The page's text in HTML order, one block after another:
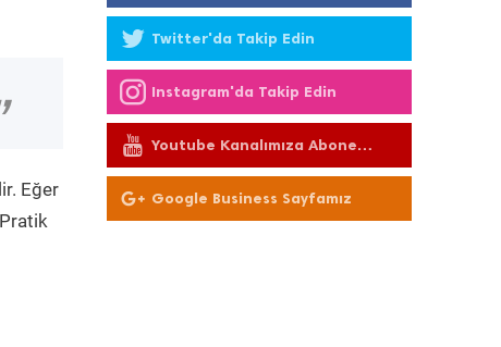
Eğer
Twitter'da Takip Edin
Instagram'da Takip Edin
Youtube Kanalımıza Abone
Olun
Google Business Sayfamız